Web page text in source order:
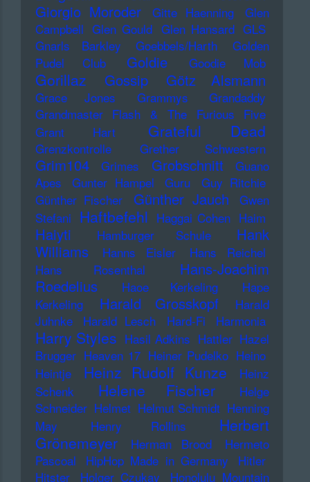
Giorgio Moroder
Gitte Haenning
Glen
Campbell Glen Gould Glen Hansard GLS
Gnarls Barkley
Goebbels/Harth
Golden
Pudel Club
Goldie Goodie Mob
Gorillaz Gossip Götz Alsmann
Grace Jones Grammys
Grandaddy
Grandmaster Flash & The Furious Five
Grant Hart
Grateful Dead
Grenzkontrolle Grether Schwestern
Grim104 Grimes Grobschnitt
Guano
Apes
Gunter Hampel Guru
Guy Ritchie
Günther Fischer
Günther Jauch
Gwen
Stefani Haftbefehl Haggai Cohen Haim
Haiyti Hamburger Schule
Hank
Williams
Hanns Eisler
Hans Reichel
Hans Rosenthal
Hans-Joachim
Roedelius
Haoe Kerkeling
Hape
Kerkeling
Harald Grosskopf
Harald
Juhnke
Harald Lesch Hard-Fi Harmonia
Harry Styles Hasil Adkins Hattler Hazel
Brugger Heaven 17 Heiner Pudelko Heino
Heintje
Heinz Rudolf Kunze
Heinz
Schenk
Helene Fischer
Helge
Schneider Helmet Helmut Schmidt Henning
May
Henry Rollins
Herbert
Grönemeyer
Herman Brood
Hermeto
Pascoal
HipHop Made in Germany
Hitler
Hitster
Holger Czukay Honolulu Mountain